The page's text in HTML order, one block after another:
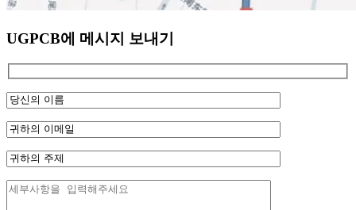
UGPCB에 메시지 보내기